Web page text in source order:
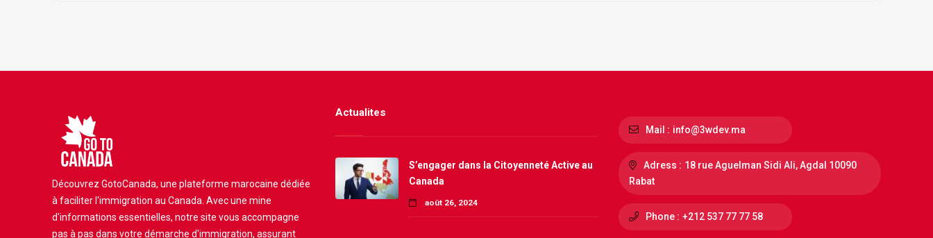
Découvrez GotoCanada, une plateforme marocaine dédiée
à faciliter l'immigration au Canada. Avec une mine
d'informations essentielles, notre site vous accompagne
pas à pas dans votre démarche d'immigration, assurant
Actualites
S’engager dans la Citoyenneté Active au
Canada
août 26, 2024
Mail : info@3wdev.ma
Adress : 18 rue Aguelman Sidi Ali, Agdal 10090
Rabat
Phone : +212 537 77 77 58